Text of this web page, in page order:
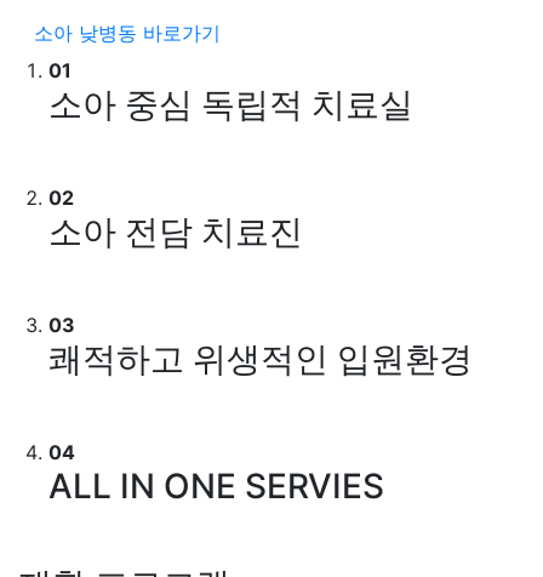
소아 낮병동 바로가기
01
소아 중심 독립적 치료실
02
소아 전담 치료진
03
쾌적하고 위생적인 입원환경
04
ALL IN ONE SERVIES